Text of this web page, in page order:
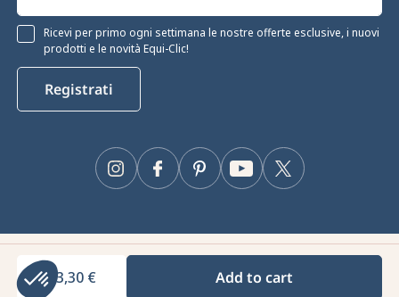
33,30 € Add to cart
Ricevi per primo ogni settimana le nostre offerte esclusive, i nuovi
prodotti e le novità Equi-Clic!
Registrati
Facebook Twitter
YouTube
Pinterest
Instagram
Equiclic © 2026
Gestione dei cookie